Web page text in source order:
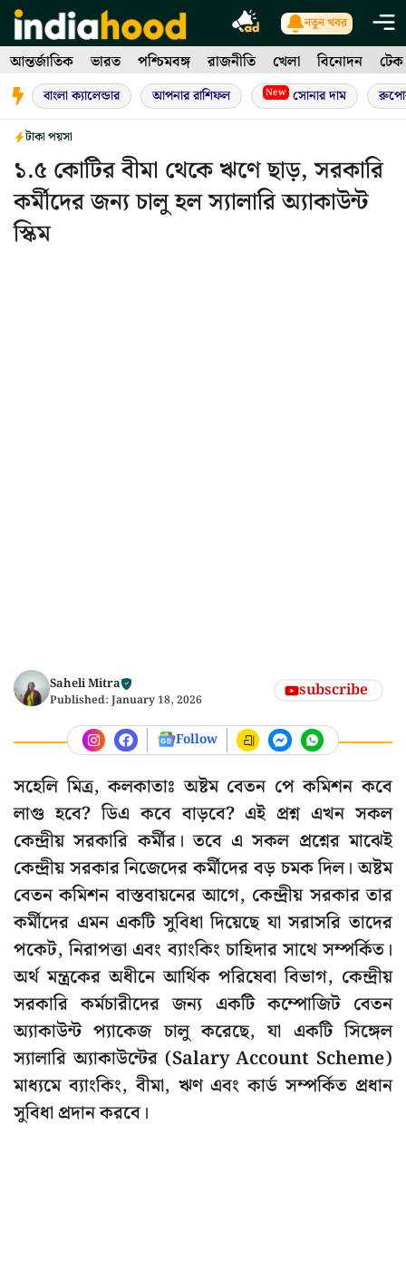
Skip
to
content
নতুন খবর
আন্তর্জাতিক ভারত পশ্চিমবঙ্গ রাজনীতি খেলা বিনোদন টেক
বাংলা ক্যালেন্ডার আপনার রাশিফল New সোনার দাম
টাকা পয়সা
১.৫ কোটির বীমা থেকে ঋণে ছাড়, সরকারি
কর্মীদের জন্য চালু হল স্যালারি অ্যাকাউন্ট
স্কিম
Saheli Mitra
Published: January 18, 2026 subscribe
Follow
সহেলি মিত্র, কলকাতাঃ অষ্টম বেতন পে কমিশন কবে
লাগু হবে? ডিএ কবে বাড়বে? এই প্রশ্ন এখন সকল
কেন্দ্রীয় সরকারি কর্মীর। তবে এ সকল প্রশ্নের মাঝেই
কেন্দ্রীয় সরকার নিজেদের কর্মীদের বড় চমক দিল। অষ্টম
বেতন কমিশন বাস্তবায়নের আগে, কেন্দ্রীয় সরকার তার
কর্মীদের এমন একটি সুবিধা দিয়েছে যা সরাসরি তাদের
পকেট, নিরাপত্তা এবং ব্যাংকিং চাহিদার সাথে সম্পর্কিত।
অর্থ মন্ত্রকের অধীনে আর্থিক পরিষেবা বিভাগ, কেন্দ্রীয়
সরকারি কর্মচারীদের জন্য একটি কম্পোজিট বেতন
অ্যাকাউন্ট প্যাকেজ চালু করেছে, যা একটি সিঙ্গেল
স্যালারি অ্যাকাউন্টের (Salary Account Scheme)
মাধ্যমে ব্যাংকিং, বীমা, ঋণ এবং কার্ড সম্পর্কিত প্রধান
সুবিধা প্রদান করবে।